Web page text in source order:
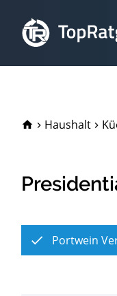
Haushalt
Portwein